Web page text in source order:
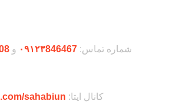
شماره تماس:۰۹۱۲۳846467 و
کانال ایتا: sahabiun